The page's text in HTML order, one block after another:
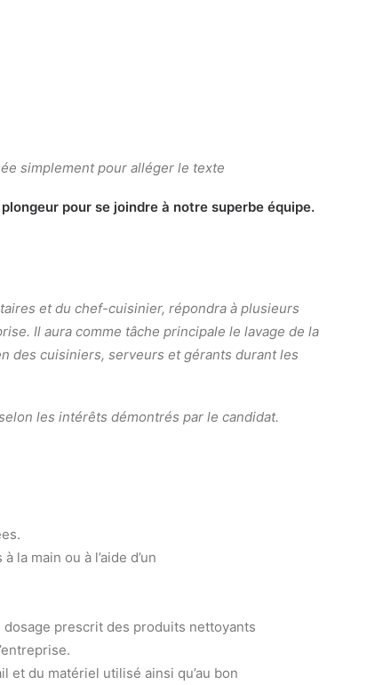
simplement pour alléger le texte
pour se joindre à notre superbe équipe.
et du chef-cuisinier, répondra à plusieurs
Il aura comme tâche principale le lavage de la
des cuisiniers, serveurs et gérants durant les
les intérêts démontrés par le candidat.
la main ou à l’aide d’un
prescrit des produits nettoyants
et du matériel utilisé ainsi qu’au bon